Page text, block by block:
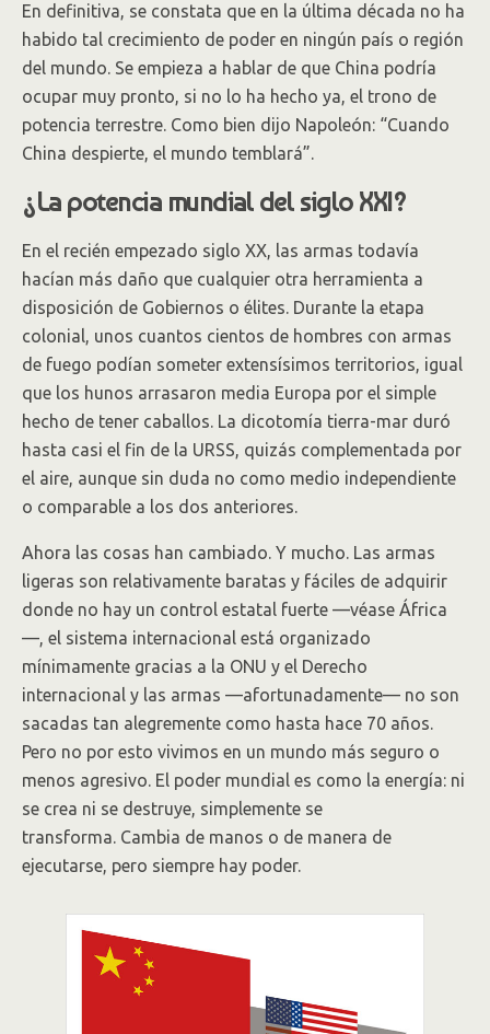
En definitiva, se constata que en la última década no ha
habido tal crecimiento de poder en ningún país o región
del mundo. Se empieza a hablar de que China podría
ocupar muy pronto, si no lo ha hecho ya, el trono de
potencia terrestre. Como bien dijo Napoleón: “Cuando
China despierte, el mundo temblará”.
¿La potencia mundial del siglo XXI?
En el recién empezado siglo XX, las armas todavía
hacían más daño que cualquier otra herramienta a
disposición de Gobiernos o élites. Durante la etapa
colonial, unos cuantos cientos de hombres con armas
de fuego podían someter extensísimos territorios, igual
que los hunos arrasaron media Europa por el simple
hecho de tener caballos. La dicotomía tierra-mar duró
hasta casi el fin de la URSS, quizás complementada por
el aire, aunque sin duda no como medio independiente
o comparable a los dos anteriores.
Ahora las cosas han cambiado. Y mucho. Las armas
ligeras son relativamente baratas y fáciles de adquirir
donde no hay un control estatal fuerte —véase África
—, el sistema internacional está organizado
mínimamente gracias a la ONU y el Derecho
internacional y las armas —afortunadamente— no son
sacadas tan alegremente como hasta hace 70 años.
Pero no por esto vivimos en un mundo más seguro o
menos agresivo. El poder mundial es como la energía: ni
se crea ni se destruye, simplemente se
transforma. Cambia de manos o de manera de
ejecutarse, pero siempre hay poder.